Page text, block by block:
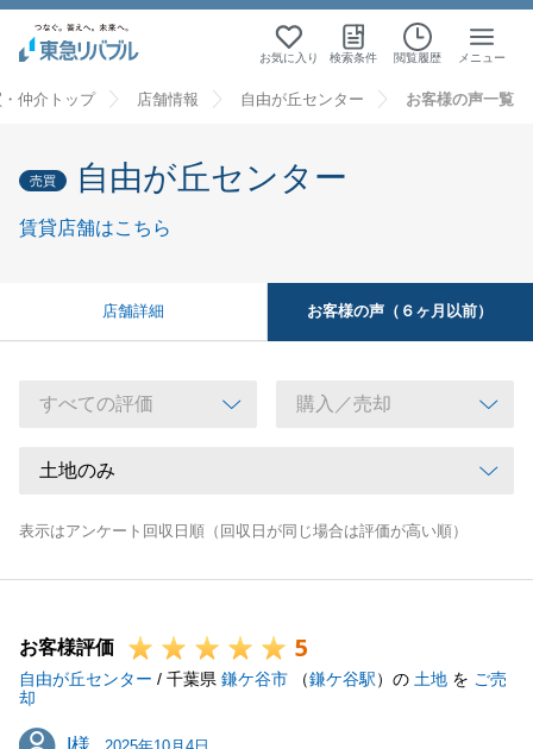
お気に入り 検索条件 閲覧履歴 メニュー
仲介トップ 店舗情報 自由が丘センター お客様の声一覧
売買 自由が丘センター
賃貸店舗はこちら
店舗詳細 お客様の声（６ヶ月以前）
表示はアンケート回収日順（回収日が同じ場合は評価が高い順）
お客様評価 5
自由が丘センター / 千葉県 鎌ケ谷市 （鎌ケ谷駅）の 土地 を ご売
却
I様
I様